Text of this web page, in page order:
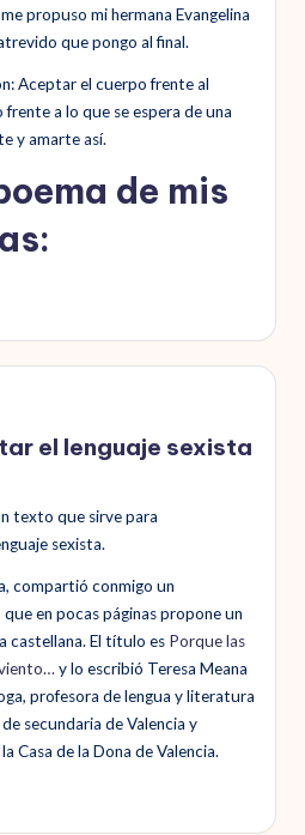
propuso mi hermana Evangelina
que pongo al final.
Aceptar el cuerpo frente al
a lo que se espera de una
y amarte así.
de mis
el lenguaje sexista
texto que sirve para
sexista.
compartió conmigo un
en pocas páginas propone un
castellana. El título es Porque las
y lo escribió Teresa Meana
profesora de lengua y literatura
secundaria de Valencia y
Casa de la Dona de Valencia.